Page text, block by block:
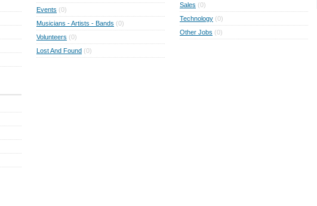
Events (0)
Musicians - Artists - Bands (0)
Volunteers (0)
Lost And Found (0)
Sales (0)
Technology (0)
Other Jobs (0)